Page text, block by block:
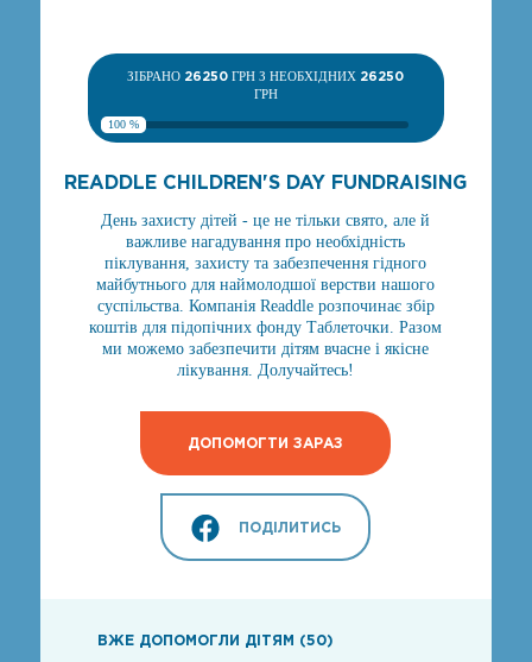
ЗІБРАНО 26250 ГРН З НЕОБХІДНИХ 26250
ГРН
100 %
READDLE CHILDREN'S DAY FUNDRAISING
День захисту дітей - це не тільки свято, але й
важливе нагадування про необхідність
піклування, захисту та забезпечення гідного
майбутнього для наймолодшої верстви нашого
суспільства. Компанія Readdle розпочинає збір
коштів для підопічних фонду Таблеточки. Разом
ми можемо забезпечити дітям вчасне і якісне
лікування. Долучайтесь!
ДОПОМОГТИ ЗАРАЗ
ПОДІЛИТИСЬ
ВЖЕ ДОПОМОГЛИ ДІТЯМ (50)